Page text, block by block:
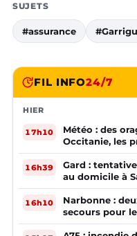
SUJETS
#assurance
FIL INFO24/7
HIER
17h10
Météo : des
Occitanie, les
16h39
Gard :
au domicile à
16h10
Narbonne :
secours pour